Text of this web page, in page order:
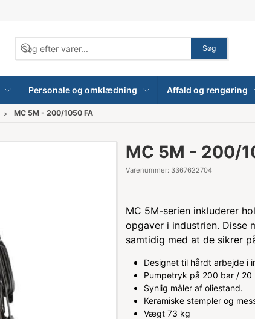
Søg
Personale og omklædning Affald og rengøring
MC 5M - 200/1050 FA
MC 5M - 200/
Varenummer: 3367622704
MC 5M-serien inkluderer
opgaver i industrien. Disse
samtidig med at de sikrer
Designet til hårdt arbejde i
Pumpetryk på 200 bar / 20
Synlig måler af oliestand.
Keramiske stempler og
Vægt 73 kg